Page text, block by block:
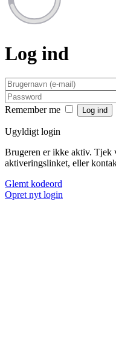
Log ind
Remember me
Ugyldigt login
Brugeren er ikke aktiv.
aktiveringslinket, eller
Glemt kodeord
Opret nyt login